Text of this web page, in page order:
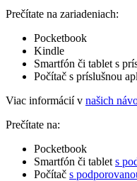
Prečítate na zariadeniach:
Pocketbook
Kindle
Smartfón či tablet s
Počítač s príslušnou
Viac informácií v našich
Prečítate na:
Pocketbook
Smartfón či tablet s
Počítač s